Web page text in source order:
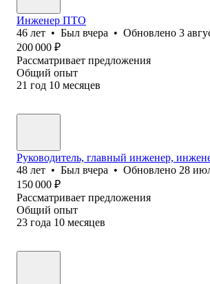
Инженер ПТО
46 лет • Был вчера • Обновлено 3
200 000 ₽
Рассматривает предложения
Общий опыт
21 год 10 месяцев
Руководитель, главный инженер,
48 лет • Был вчера • Обновлено 28
150 000 ₽
Рассматривает предложения
Общий опыт
23 года 10 месяцев